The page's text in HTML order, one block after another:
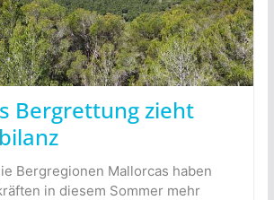
Bergrettung zieht
Bergregionen Mallorcas haben
in diesem Sommer mehr